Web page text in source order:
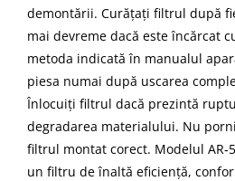
demontării. Curățați filtrul după
mai devreme dacă este încărcat
metoda indicată în manualul
piesa numai după uscarea
Înlocuiți filtrul dacă prezintă
degradarea materialului. Nu
filtrul montat corect. Modelul
un filtru de înaltă eficiență,